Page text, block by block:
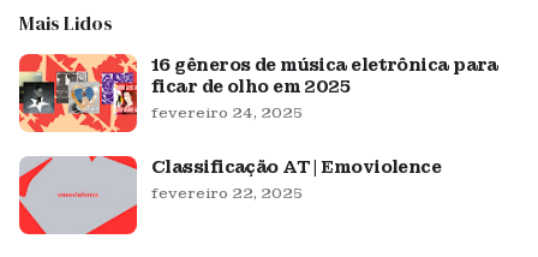
Mais Lidos
16 gêneros de música eletrônica para
ficar de olho em 2025
fevereiro 24, 2025
Classificação AT | Emoviolence
fevereiro 22, 2025